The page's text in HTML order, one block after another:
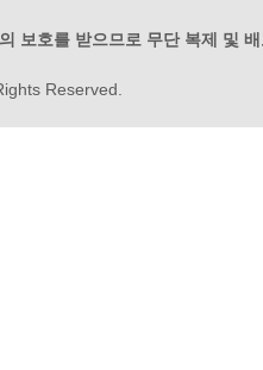
보호를 받으므로 무단 복제 및
Reserved.